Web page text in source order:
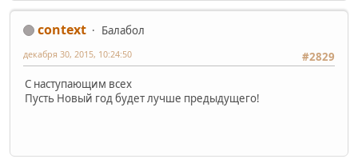
context
Балабол
#2829
декабря 30, 2015, 10:24:50
С наступающим всех
Пусть Новый год будет лучше предыдущего!